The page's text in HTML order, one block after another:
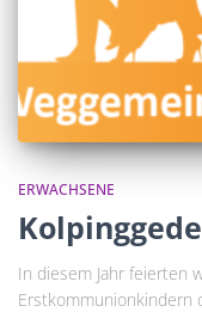
ERWACHSENE
In diesem Jahr feierten
Erstkommunionkindern